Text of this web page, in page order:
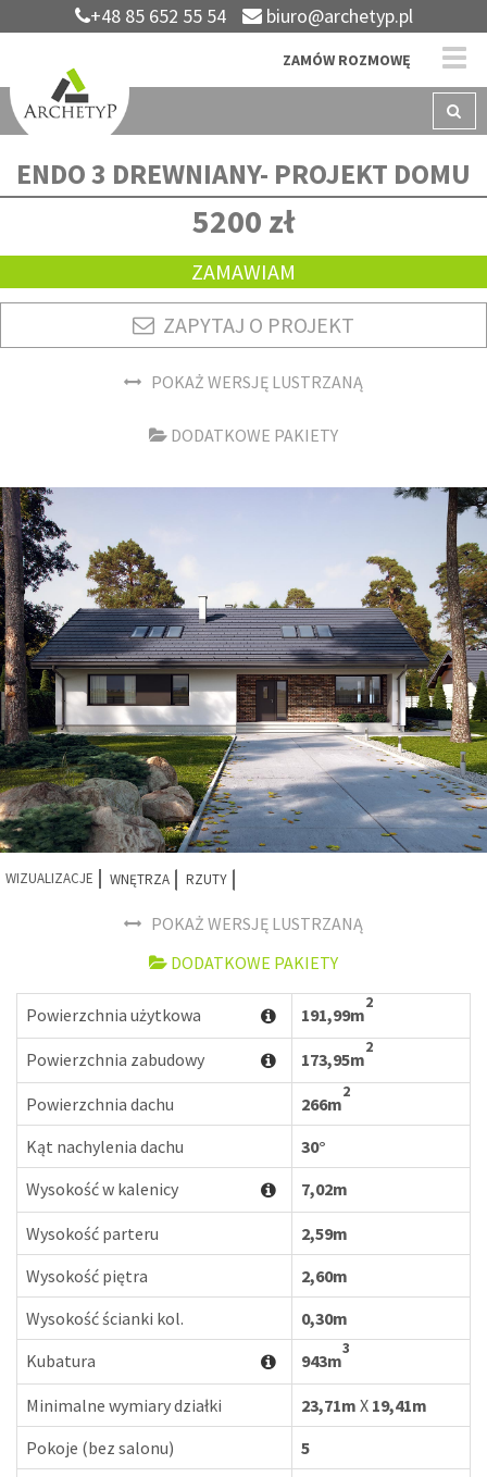
+48 85 652 55 54 biuro@archetyp.pl
ZAMÓW ROZMOWĘ
ENDO 3 DREWNIANY- PROJEKT DOMU
5200 zł
ZAMAWIAM
ZAPYTAJ O PROJEKT
POKAŻ WERSJĘ LUSTRZANĄ
DODATKOWE PAKIETY
WIZUALIZACJE WNĘTRZA RZUTY
POKAŻ WERSJĘ LUSTRZANĄ
DODATKOWE PAKIETY
Powierzchnia użytkowa 191,99m
2
Powierzchnia zabudowy 173,95m
2
Powierzchnia dachu 266m
2
Kąt nachylenia dachu
30°
Wysokość w kalenicy
7,02m
Wysokość parteru
2,59m
Wysokość piętra
2,60m
Wysokość ścianki kol.
0,30m
Kubatura
943m
3
Minimalne wymiary działki 23,71m X 19,41m
Pokoje (bez salonu)
5